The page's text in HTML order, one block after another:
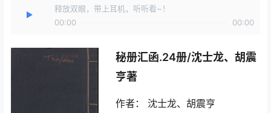
释放双眼，带上耳机，听听看~！
00:00
00:00
秘册汇函.24册/沈士龙、胡震
亨著
作者： 沈士龙、胡震亨